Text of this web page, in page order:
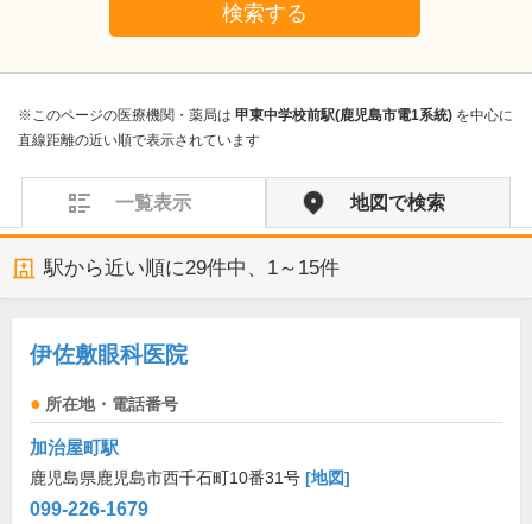
検索する
※このページの医療機関・薬局は 甲東中学校前駅(鹿児島市電1系統) を中心に
直線距離の近い順で表示されています
一覧表示 地図で検索
駅から近い順に29件中、 1～15件
伊佐敷眼科医院
所在地・電話番号
加治屋町駅
鹿児島県鹿児島市西千石町10番31号 [地図]
099-226-1679